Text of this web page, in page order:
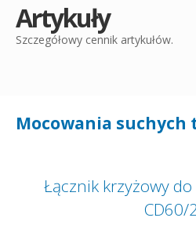
Artykuły
Szczegółowy cennik artykułów.
Mocowania suchych
Łącznik krzyżowy
CD60/